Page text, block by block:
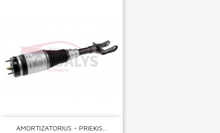
AMORTIZATORIUS - PRIEKIS...